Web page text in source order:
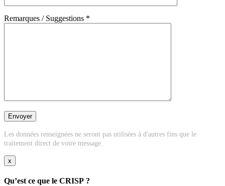
Remarques / Suggestions *
Les données renseignées ne seront pas utilisées à d'autres fins que le
traitement direct de votre message.
x
Qu’est ce que le CRISP ?